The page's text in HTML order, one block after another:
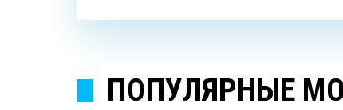
ПОПУЛЯРНЫЕ